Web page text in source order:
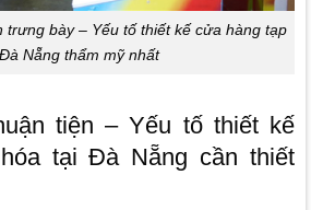
trưng bày – Yếu tố thiết kế cửa hàng tạp
Nẵng thẩm mỹ nhất
tiện –Yếu tố thiết kế
tại Đà Nẵng cần thiết